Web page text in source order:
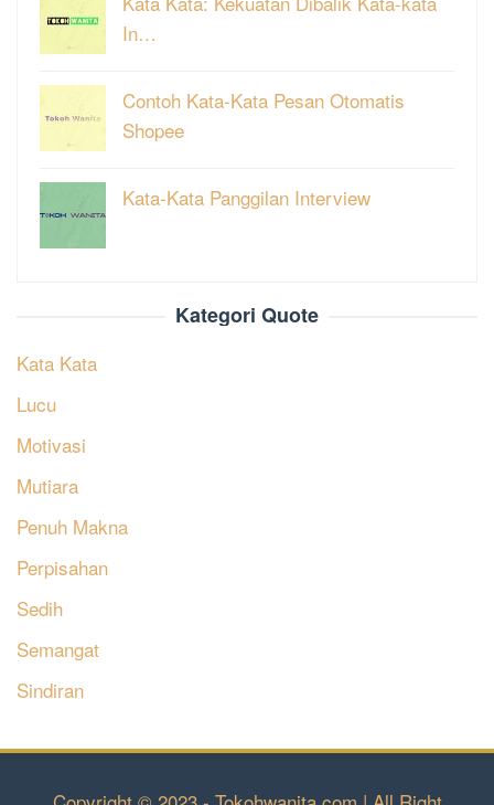
In…
Contoh Kata-Kata Pesan Otomatis
Shopee
Kata-Kata Panggilan Interview
Kategori Quote
Kata Kata
Lucu
Motivasi
Mutiara
Penuh Makna
Perpisahan
Sedih
Semangat
Sindiran